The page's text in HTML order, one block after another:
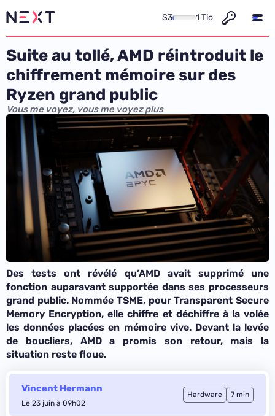
S3 1 Tio
Suite au tollé, AMD réintroduit le
chiffrement mémoire sur des
Ryzen grand public
Vous me voyez, vous me voyez plus
Des tests ont révélé qu’AMD avait supprimé une
fonction auparavant supportée dans ses processeurs
grand public. Nommée TSME, pour Transparent Secure
Memory Encryption, elle chiffre et déchiffre à la volée
les données placées en mémoire vive. Devant la levée
de boucliers, AMD a promis son retour, mais la
situation reste floue.
Vincent Hermann
Le 23 juin à 09h02
Hardware 7 min